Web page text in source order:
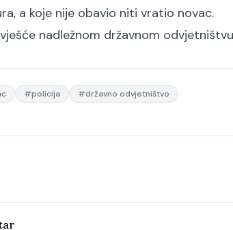
a koje nije obavio niti vratio novac.
nadležnom državnom
#policija #državno odvjetništvo